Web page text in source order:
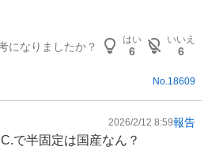
になりましたか？
はい
6
いいえ
6
No.18609
2026/2/12 8:59報告
で半固定は国産なん？